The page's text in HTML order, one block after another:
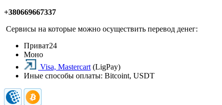
+380669667337
Сервисы на которые можно осуществить перевод денег:
Приват24
Моно
Visa, Mastercart (LigPay)
Иные способы оплаты: Bitcoint, USDT